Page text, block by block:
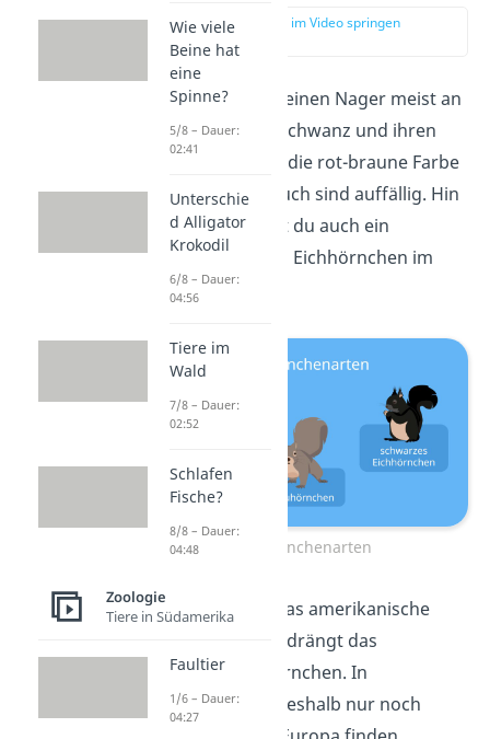
zur Stelle im Video springen
Du erkennst die kleinen Nager meist an
ihrem buschigen Schwanz und ihren
Pinselohren. Auch die rot-braune Farbe
und ihr weißer Bauch sind auffällig. Hin
und wieder kannst du auch ein
schwarz-gefärbtes Eichhörnchen im
Wald entdecken.
Eichhörnchenarten
Schon gewusst?
Das amerikanische
Grauhörnchen verdrängt das
eurasische Eichhörnchen. In
Zukunft wirst du deshalb nur noch
Wie viele
Beine hat
eine
Spinne?
5/8 – Dauer:
02:41
Unterschie
d Alligator
Krokodil
6/8 – Dauer:
04:56
Tiere im
Wald
7/8 – Dauer:
02:52
Schlafen
Fische?
8/8 – Dauer:
04:48
Zoologie
Tiere in Südamerika
Faultier
1/6 – Dauer:
04:27